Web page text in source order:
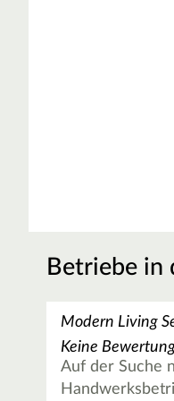
Betriebe in
Modern Living
Keine
Auf der Suche